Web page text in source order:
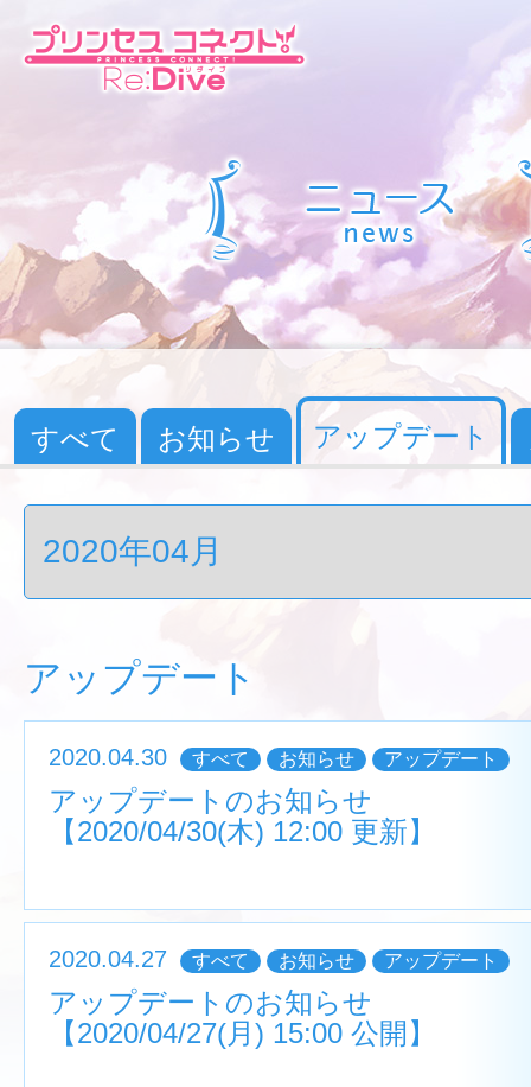
すべて お知らせ アップデート
アップデート
2020.04.30 すべて お知らせ アップデート
アップデートのお知らせ
【2020/04/30(木) 12:00 更新】
2020.04.27 すべて お知らせ アップデート
アップデートのお知らせ
【2020/04/27(月) 15:00 公開】